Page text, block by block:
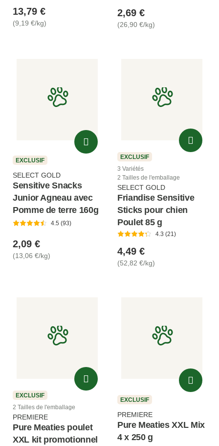
13,79 €
(9,19 €/kg)
2,69 €
(26,90 €/kg)
EXCLUSIF
SELECT GOLD
Sensitive Snacks
Junior Agneau avec
Pomme de terre 160g
4.5 (93)
2,09 €
(13,06 €/kg)
EXCLUSIF
3 Variétés
2 Tailles de l'emballage
SELECT GOLD
Friandise Sensitive
Sticks pour chien
Poulet 85 g
4.3 (21)
4,49 €
(52,82 €/kg)
EXCLUSIF
2 Tailles de l'emballage
PREMIERE
Pure Meaties poulet
XXL kit promotionnel
EXCLUSIF
PREMIERE
Pure Meaties XXL Mix
4 x 250 g